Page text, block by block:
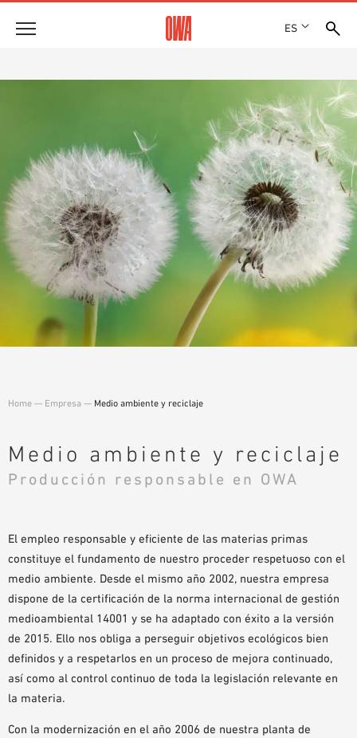
ES
EMPLAZAMIENTOS
PRENSA
SHOWROOM 7TH FLOOR
BÚSQUEDA GUIADA
BÚSQUEDA TÉCNICA
Soluciones
FUNCIONES
ÁREAS DE UTILIZACIÓN
Referencias
Asesoramiento técnico
Atención al cliente
TEXTOS SOBRE LICITACIONES PÚBLICAS
DESCARGAS
DECLARACIÓN DE PRESTACIONES (DOP)
Home — Empresa — Medio ambiente y reciclaje
Medio ambiente y reciclaje
Producción responsable en OWA
El empleo responsable y eficiente de las materias primas
constituye el fundamento de nuestro proceder respetuoso con el
medio ambiente. Desde el mismo año 2002, nuestra empresa
dispone de la certificación de la norma internacional de gestión
medioambiental 14001 y se ha adaptado con éxito a la versión
de 2015. Ello nos obliga a perseguir objetivos ecológicos bien
definidos y a respetarlos en un proceso de mejora continuado,
así como al control continuo de toda la legislación relevante en
la materia.
Con la modernización en el año 2006 de nuestra planta de